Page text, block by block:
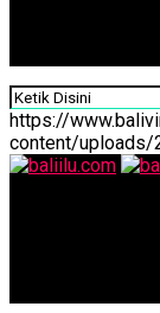
https://
content/uploads/